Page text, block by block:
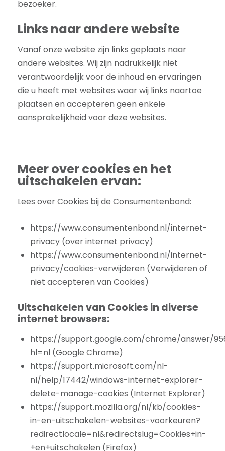
bezoeker.
Links naar andere website
Vanaf onze website zijn links geplaats naar
andere websites. Wij zijn nadrukkelijk niet
verantwoordelijk voor de inhoud en ervaringen
die u heeft met websites waar wij links naartoe
plaatsen en accepteren geen enkele
aansprakelijkheid voor deze websites.
Meer over cookies en het
uitschakelen ervan:
Lees over Cookies bij de Consumentenbond:
https://www.consumentenbond.nl/internet-
privacy (over internet privacy)
https://www.consumentenbond.nl/internet-
privacy/cookies-verwijderen (Verwijderen of
niet accepteren van Cookies)
Uitschakelen van Cookies in diverse
internet browsers:
https://support.google.com/chrome/answer/
hl=nl (Google Chrome)
https://support.microsoft.com/nl-
nl/help/17442/windows-internet-explorer-
delete-manage-cookies (Internet Explorer)
https://support.mozilla.org/nl/kb/cookies-
in-en-uitschakelen-websites-voorkeuren?
redirectlocale=nl&redirectslug=Cookies+in-
+en+uitschakelen (Firefox)